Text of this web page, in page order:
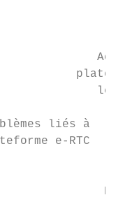
le
liés à
e-RTC